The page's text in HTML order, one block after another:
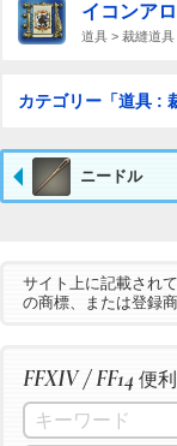
イコンア
道具 > 裁縫道具
カテゴリー「道具 :
ニードル
サイト上に記載され
の商標、または登録商
FFXIV / FF14 便